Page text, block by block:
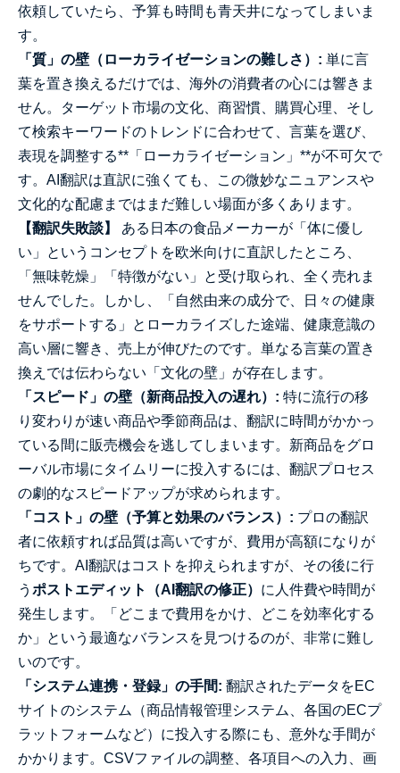
依頼していたら、予算も時間も青天井になってしまいま
す。
「質」の壁（ローカライゼーションの難しさ）: 単に言
葉を置き換えるだけでは、海外の消費者の心には響きま
せん。ターゲット市場の文化、商習慣、購買心理、そし
て検索キーワードのトレンドに合わせて、言葉を選び、
表現を調整する**「ローカライゼーション」**が不可欠で
す。AI翻訳は直訳に強くても、この微妙なニュアンスや
文化的な配慮まではまだ難しい場面が多くあります。
【翻訳失敗談】
ある日本の食品メーカーが「体に優し
い」というコンセプトを欧米向けに直訳したところ、
「無味乾燥」「特徴がない」と受け取られ、全く売れま
せんでした。しかし、「自然由来の成分で、日々の健康
をサポートする」とローカライズした途端、健康意識の
高い層に響き、売上が伸びたのです。単なる言葉の置き
換えでは伝わらない「文化の壁」が存在します。
「スピード」の壁（新商品投入の遅れ）: 特に流行の移
り変わりが速い商品や季節商品は、翻訳に時間がかかっ
ている間に販売機会を逃してしまいます。新商品をグロ
ーバル市場にタイムリーに投入するには、翻訳プロセス
の劇的なスピードアップが求められます。
「コスト」の壁（予算と効果のバランス）: プロの翻訳
者に依頼すれば品質は高いですが、費用が高額になりが
ちです。AI翻訳はコストを抑えられますが、その後に行
う ポストエディット（AI翻訳の修正） に人件費や時間が
発生します。「どこまで費用をかけ、どこを効率化する
か」という最適なバランスを見つけるのが、非常に難し
いのです。
「システム連携・登録」の手間: 翻訳されたデータをEC
サイトのシステム（商品情報管理システム、各国のECプ
ラットフォームなど）に投入する際にも、意外な手間が
かかります。CSVファイルの調整、各項目への入力、画